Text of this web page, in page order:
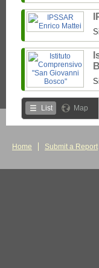
List Map
Home Submit a Report